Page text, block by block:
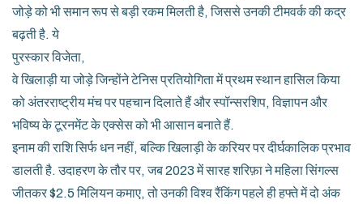
जोड़े को भी समान रूप से बड़ी रकम मिलती है, जिससे उनकी टीमवर्क की कद्र
बढ़ती है. ये
पुरस्कार विजेता,
वे खिलाड़ी या जोड़े जिन्होंने टेनिस प्रतियोगिता में प्रथम स्थान हासिल किया
को अंतरराष्ट्रीय मंच पर पहचान दिलाते हैं और स्पॉन्सरशिप, विज्ञापन और
भविष्य के टूरनमेंट के एक्सेस को भी आसान बनाते हैं.
इनाम की राशि सिर्फ धन नहीं, बल्कि खिलाड़ी के करियर पर दीर्घकालिक प्रभाव
डालती है. उदाहरण के तौर पर, जब 2023 में सारह शरिफ़ा ने महिला सिंगल्स
जीतकर $2.5 मिलियन कमाए, तो उनकी विश्व रैंकिंग पहले ही हफ्ते में दो अंक